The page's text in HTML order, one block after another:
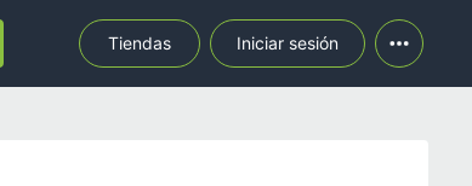
Tiendas Iniciar sesión